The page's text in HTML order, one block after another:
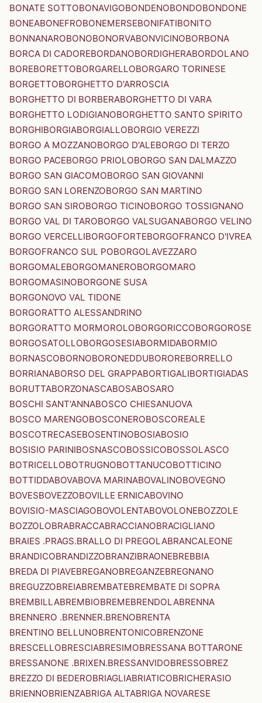
BONATE SOTTOBONAVIGOBONDENOBONDOBONDONE
BONEABONEFROBONEMERSEBONIFATIBONITO
BONNANAROBONOBONORVABONVICINOBORBONA
BORCA DI CADOREBORDANOBORDIGHERABORDOLANO
BOREBORETTOBORGARELLOBORGARO TORINESE
BORGETTOBORGHETTO D'ARROSCIA
BORGHETTO DI BORBERABORGHETTO DI VARA
BORGHETTO LODIGIANOBORGHETTO SANTO SPIRITO
BORGHIBORGIABORGIALLOBORGIO VEREZZI
BORGO A MOZZANOBORGO D'ALEBORGO DI TERZO
BORGO PACEBORGO PRIOLOBORGO SAN DALMAZZO
BORGO SAN GIACOMOBORGO SAN GIOVANNI
BORGO SAN LORENZOBORGO SAN MARTINO
BORGO SAN SIROBORGO TICINOBORGO TOSSIGNANO
BORGO VAL DI TAROBORGO VALSUGANABORGO VELINO
BORGO VERCELLIBORGOFORTEBORGOFRANCO D'IVREA
BORGOFRANCO SUL POBORGOLAVEZZARO
BORGOMALEBORGOMANEROBORGOMARO
BORGOMASINOBORGONE SUSA
BORGONOVO VAL TIDONE
BORGORATTO ALESSANDRINO
BORGORATTO MORMOROLOBORGORICCOBORGOROSE
BORGOSATOLLOBORGOSESIABORMIDABORMIO
BORNASCOBORNOBORONEDDUBOROREBORRELLO
BORRIANABORSO DEL GRAPPABORTIGALIBORTIGIADAS
BORUTTABORZONASCABOSABOSARO
BOSCHI SANT'ANNABOSCO CHIESANUOVA
BOSCO MARENGOBOSCONEROBOSCOREALE
BOSCOTRECASEBOSENTINOBOSIABOSIO
BOSISIO PARINIBOSNASCOBOSSICOBOSSOLASCO
BOTRICELLOBOTRUGNOBOTTANUCOBOTTICINO
BOTTIDDABOVABOVA MARINABOVALINOBOVEGNO
BOVESBOVEZZOBOVILLE ERNICABOVINO
BOVISIO-MASCIAGOBOVOLENTABOVOLONEBOZZOLE
BOZZOLOBRABRACCABRACCIANOBRACIGLIANO
BRAIES .PRAGS.BRALLO DI PREGOLABRANCALEONE
BRANDICOBRANDIZZOBRANZIBRAONEBREBBIA
BREDA DI PIAVEBREGANOBREGANZEBREGNANO
BREGUZZOBREIABREMBATEBREMBATE DI SOPRA
BREMBILLABREMBIOBREMEBRENDOLABRENNA
BRENNERO .BRENNER.BRENOBRENTA
BRENTINO BELLUNOBRENTONICOBRENZONE
BRESCELLOBRESCIABRESIMOBRESSANA BOTTARONE
BRESSANONE .BRIXEN.BRESSANVIDOBRESSOBREZ
BREZZO DI BEDEROBRIAGLIABRIATICOBRICHERASIO
BRIENNOBRIENZABRIGA ALTABRIGA NOVARESE